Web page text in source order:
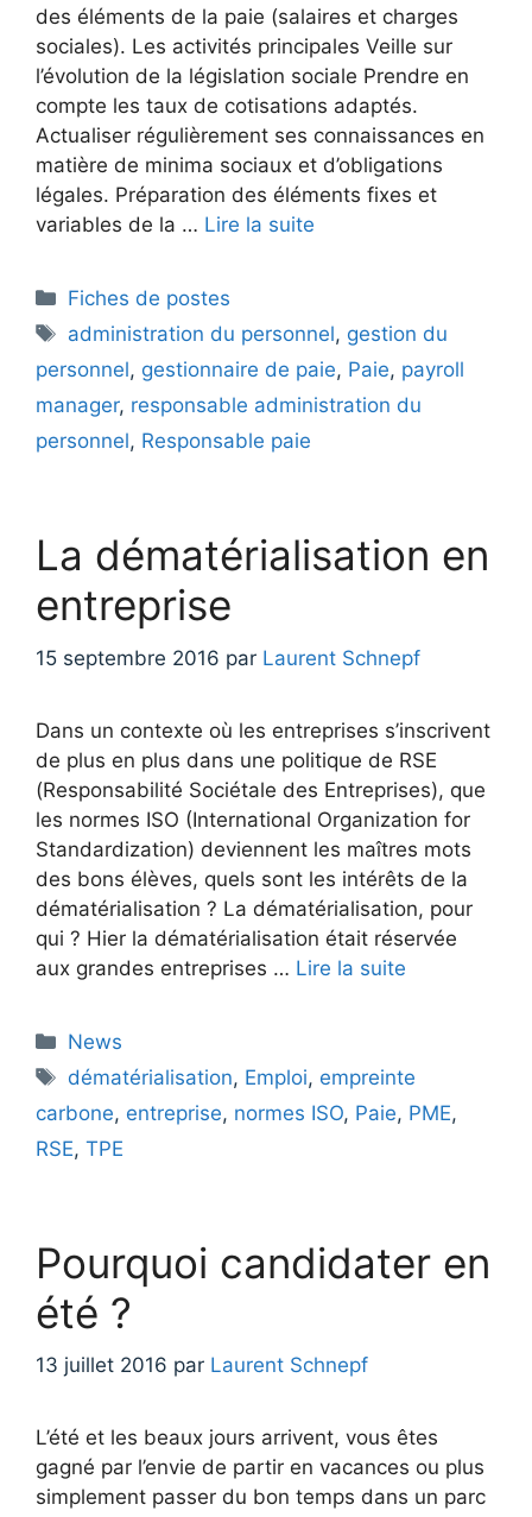
des éléments de la paie (salaires et charges
sociales). Les activités principales Veille sur
l’évolution de la législation sociale Prendre en
compte les taux de cotisations adaptés.
Actualiser régulièrement ses connaissances en
matière de minima sociaux et d’obligations
légales. Préparation des éléments fixes et
variables de la … Lire la suite
Catégories
Fiches de postes
Étiquettes
administration du personnel, gestion du
personnel, gestionnaire de paie, Paie, payroll
manager, responsable administration du
personnel, Responsable paie
La dématérialisation en
entreprise
15 septembre 2016 par Laurent Schnepf
Dans un contexte où les entreprises s’inscrivent
de plus en plus dans une politique de RSE
(Responsabilité Sociétale des Entreprises), que
les normes ISO (International Organization for
Standardization) deviennent les maîtres mots
des bons élèves, quels sont les intérêts de la
dématérialisation ? La dématérialisation, pour
qui ? Hier la dématérialisation était réservée
aux grandes entreprises … Lire la suite
Catégories
News
Étiquettes
dématérialisation, Emploi, empreinte
carbone, entreprise, normes ISO, Paie, PME,
RSE, TPE
Pourquoi candidater en
été ?
13 juillet 2016 par Laurent Schnepf
L’été et les beaux jours arrivent, vous êtes
gagné par l’envie de partir en vacances ou plus
simplement passer du bon temps dans un parc